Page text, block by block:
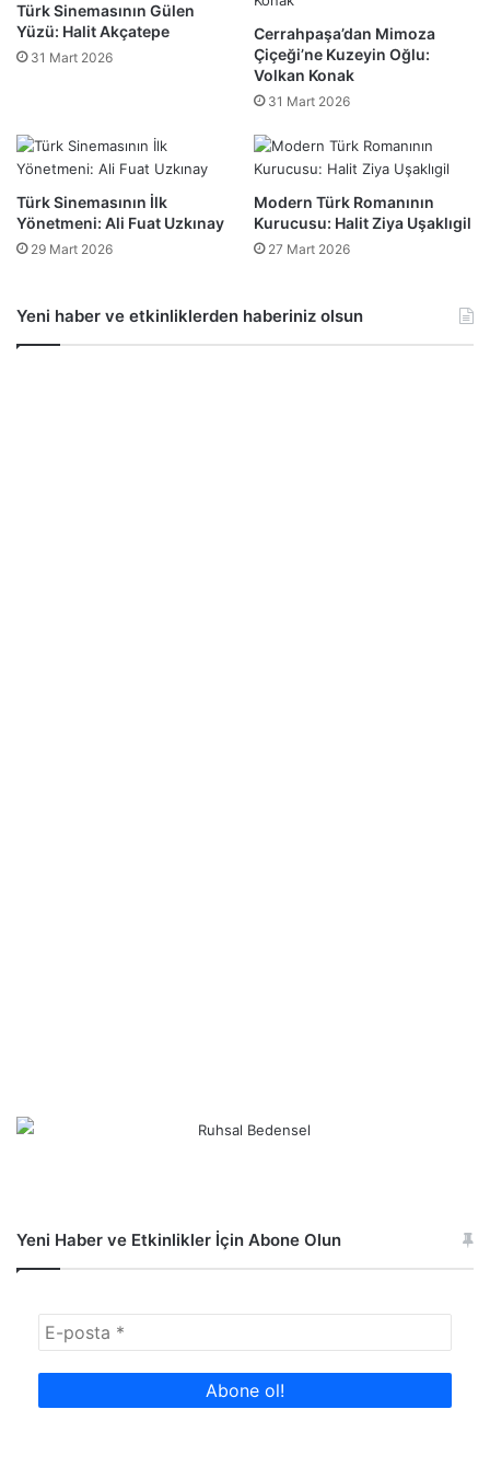
Türk Sinemasının Gülen
Yüzü: Halit Akçatepe
31 Mart 2026
Cerrahpaşa’dan Mimoza
Çiçeği’ne Kuzeyin Oğlu:
Volkan Konak
31 Mart 2026
Türk Sinemasının İlk
Yönetmeni: Ali Fuat Uzkınay
29 Mart 2026
Modern Türk Romanının
Kurucusu: Halit Ziya Uşaklıgil
27 Mart 2026
Yeni haber ve etkinliklerden haberiniz olsun
Yeni Haber ve Etkinlikler İçin Abone Olun